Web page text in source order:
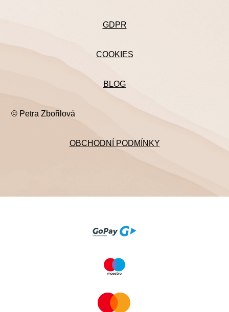
GDPR
COOKIES
BLOG
© Petra Zbořilová
OBCHODNÍ PODMÍNKY